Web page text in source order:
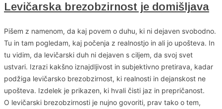
Levičarska brezobzirnost je domišljava
Pišem z namenom, da kaj povem o duhu, ki ni dejaven svobodno.
Tu in tam pogledam, kaj počenja z realnostjo in ali jo upošteva. In
tu vidim, da levičarski duh ni dejaven s ciljem, da svoj svet
ustvari. Izrazi kakšno iznajdljivost in subjektivno pretirava, kadar
podžiga levičarsko brezobzirnost, ki realnosti in dejanskost ne
upošteva. Izdelek je prikazen, ki hvali čisti jaz in prepričanost.
O levičarski brezobzirnosti je nujno govoriti, prav tako o tem,